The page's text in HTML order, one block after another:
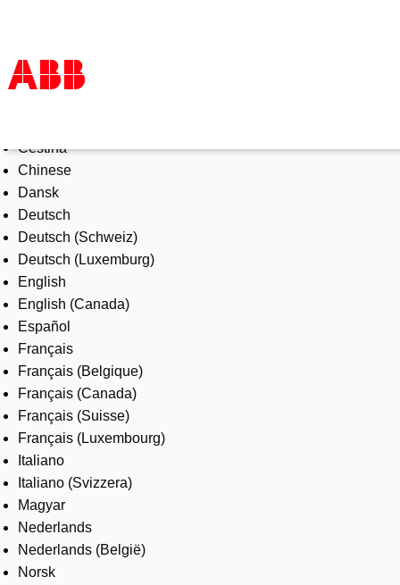
Products & Solutions
Industries
Services
About us
Where to buy
Contact us
Careers
Čeština
Chinese
Dansk
Deutsch
Deutsch (Schweiz)
Deutsch (Luxemburg)
English
English (Canada)
Español
Français
Français (Belgique)
Français (Canada)
Français (Suisse)
Français (Luxembourg)
Italiano
Italiano (Svizzera)
Magyar
Nederlands
Nederlands (België)
Norsk